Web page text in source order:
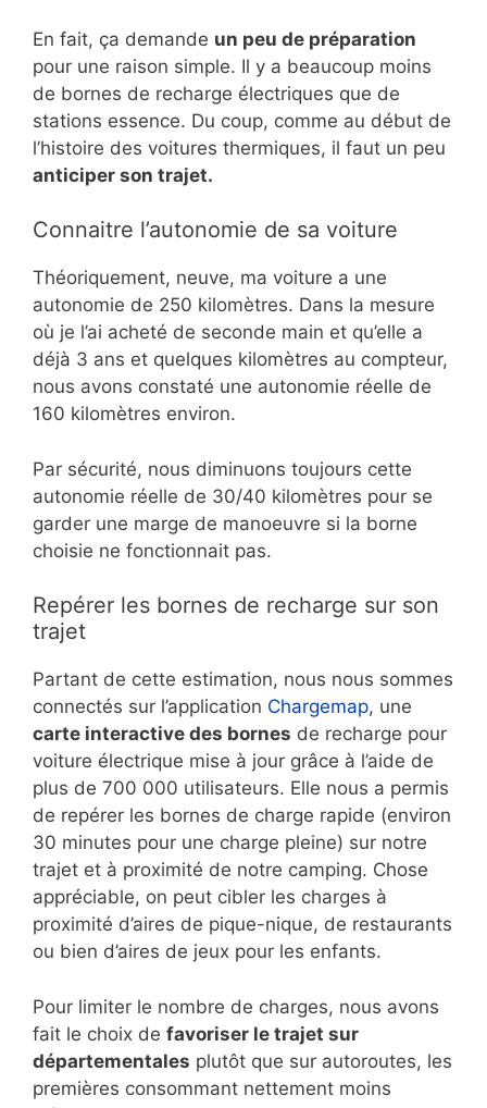
En fait, ça demande un peu de préparation
pour une raison simple. Il y a beaucoup moins
de bornes de recharge électriques que de
stations essence. Du coup, comme au début de
l’histoire des voitures thermiques, il faut un peu
anticiper son trajet.
Connaitre l’autonomie de sa voiture
Théoriquement, neuve, ma voiture a une
autonomie de 250 kilomètres. Dans la mesure
où je l’ai acheté de seconde main et qu’elle a
déjà 3 ans et quelques kilomètres au compteur,
nous avons constaté une autonomie réelle de
160 kilomètres environ.
Par sécurité, nous diminuons toujours cette
autonomie réelle de 30/40 kilomètres pour se
garder une marge de manoeuvre si la borne
choisie ne fonctionnait pas.
Repérer les bornes de recharge sur son
trajet
Partant de cette estimation, nous nous sommes
connectés sur l’application Chargemap, une
carte interactive des bornes de recharge pour
voiture électrique mise à jour grâce à l’aide de
plus de 700 000 utilisateurs. Elle nous a permis
de repérer les bornes de charge rapide (environ
30 minutes pour une charge pleine) sur notre
trajet et à proximité de notre camping. Chose
appréciable, on peut cibler les charges à
proximité d’aires de pique-nique, de restaurants
ou bien d’aires de jeux pour les enfants.
Pour limiter le nombre de charges, nous avons
fait le choix de favoriser le trajet sur
départementales plutôt que sur autoroutes, les
premières consommant nettement moins